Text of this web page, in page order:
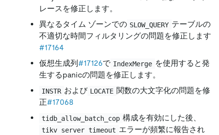
レースを修正します。
異なるタイム ゾーンでの SLOW_QUERY テーブルの
不適切な時間フィルタリングの問題を修正します
#17164
仮想生成列 #17126で IndexMerge を使用すると発
生するpanicの問題を修正します。
INSTR および LOCATE 関数の大文字化の問題を修
正#17068
tidb_allow_batch_cop 構成を有効にした後、
tikv server timeout エラーが頻繁に報告され